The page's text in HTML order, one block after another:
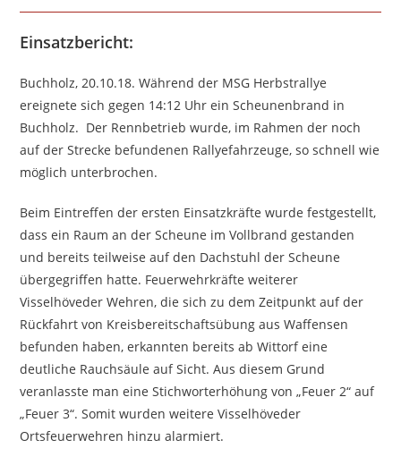
Einsatzbericht:
Buchholz, 20.10.18. Während der MSG Herbstrallye
ereignete sich gegen 14:12 Uhr ein Scheunenbrand in
Buchholz. Der Rennbetrieb wurde, im Rahmen der noch
auf der Strecke befundenen Rallyefahrzeuge, so schnell wie
möglich unterbrochen.
Beim Eintreffen der ersten Einsatzkräfte wurde festgestellt,
dass ein Raum an der Scheune im Vollbrand gestanden
und bereits teilweise auf den Dachstuhl der Scheune
übergegriffen hatte. Feuerwehrkräfte weiterer
Visselhöveder Wehren, die sich zu dem Zeitpunkt auf der
Rückfahrt von Kreisbereitschaftsübung aus Waffensen
befunden haben, erkannten bereits ab Wittorf eine
deutliche Rauchsäule auf Sicht. Aus diesem Grund
veranlasste man eine Stichworterhöhung von „Feuer 2“ auf
„Feuer 3“. Somit wurden weitere Visselhöveder
Ortsfeuerwehren hinzu alarmiert.